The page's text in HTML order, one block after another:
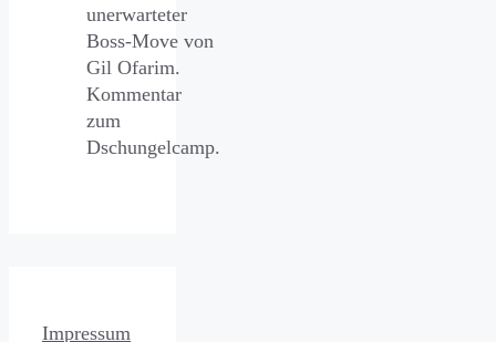
unerwarteter
Boss-Move von
Gil Ofarim.
Kommentar
zum
Dschungelcamp.
Impressum